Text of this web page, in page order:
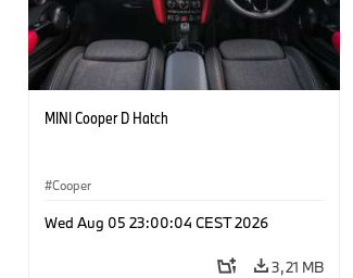
MINI Cooper D Hatch
Cooper
Wed Aug 05 23:00:04 CEST 2026
3,21 MB